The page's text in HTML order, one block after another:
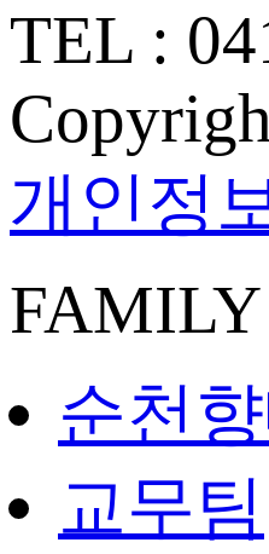
TEL :
개인정
순천
교무팀